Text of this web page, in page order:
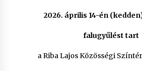
2026. április 14-én
falugyűlést tart
a Riba Lajos Közösségi